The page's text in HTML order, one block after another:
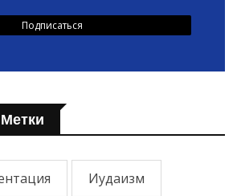
Иудаизм